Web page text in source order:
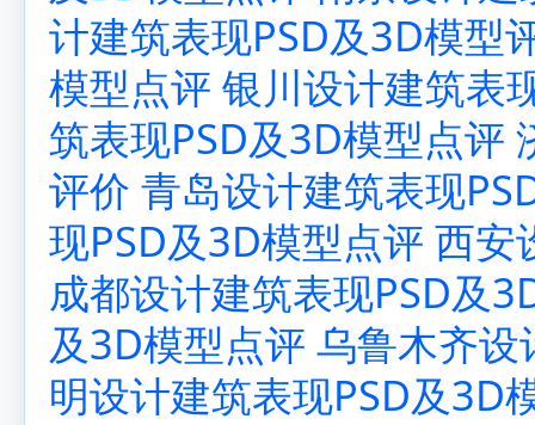
计建筑表现PSD及3D模型
模型点评 银川设计建筑表
筑表现PSD及3D模型点评
评价 青岛设计建筑表现
现PSD及3D模型点评 西安
成都设计建筑表现PSD及
及3D模型点评 乌鲁木齐设
明设计建筑表现PSD及3D